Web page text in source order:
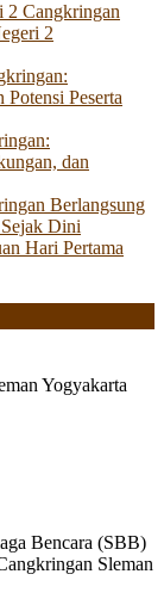
2 Cangkringan
2
Peserta
dan
Berlangsung
Dini
Hari Pertama
Yogyakarta
Bencara (SBB)
Sleman